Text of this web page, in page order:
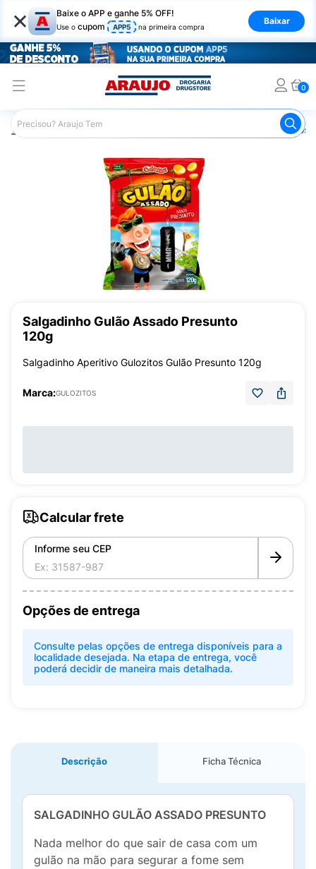
× Baixe o APP e ganhe 5% OFF!
Use o cupom APP5 na primeira compra
Baixar
0
Araujo Mercado Salgadinhos
Salgadinho Gulão Assado Presunto
120g
Salgadinho Aperitivo Gulozitos Gulão Presunto 120g
Marca:GULOZITOS
Calcular frete
Informe seu CEP
Opções de entrega
Consulte pelas opções de entrega disponíveis para a
localidade desejada. Na etapa de entrega, você
poderá decidir de maneira mais detalhada.
Descrição Ficha Técnica
SALGADINHO GULÃO ASSADO PRESUNTO
Nada melhor do que sair de casa com um
gulão na mão para segurar a fome sem